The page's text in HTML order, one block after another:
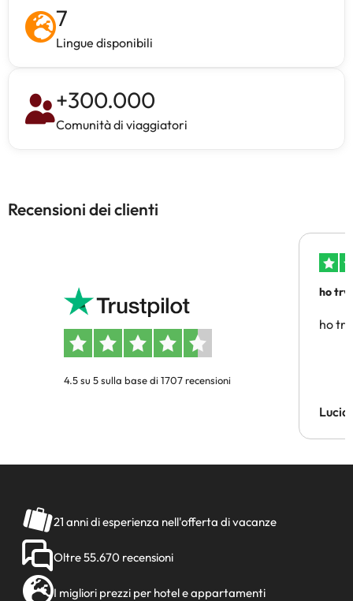
7
Lingue disponibili
+300.000
Comunità di viaggiatori
Recensioni dei clienti
4.5 su 5 sulla base di 1707 recensioni
ho
ho
Lucia
21 anni di esperienza nell'offerta di vacanze
Oltre 55.670 recensioni
I migliori prezzi per hotel e appartamenti